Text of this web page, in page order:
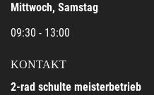
Mittwoch, Samstag
09:30 - 13:00
KONTAKT
2-rad schulte meisterbetrieb